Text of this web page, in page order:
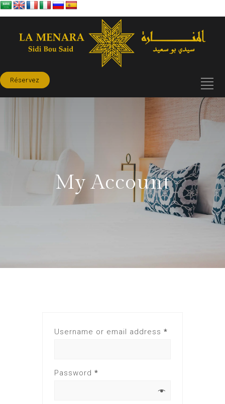
Réservez
My Account
Username or email address *
Password *